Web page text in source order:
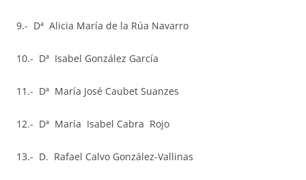
9.- Dª Alicia María de la Rúa Navarro
10.- Dª Isabel González García
11.- Dª María José Caubet Suanzes
12.- Dª María Isabel Cabra Rojo
13.- D. Rafael Calvo González-Vallinas